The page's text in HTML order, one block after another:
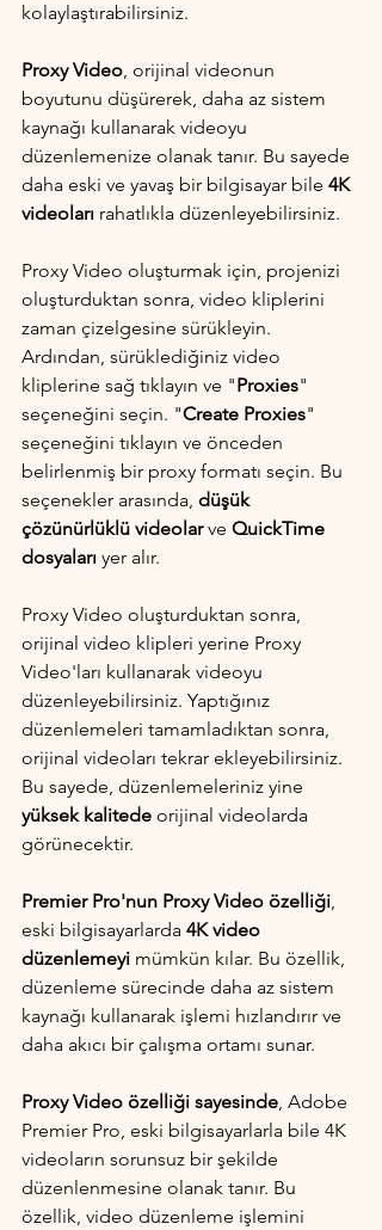
kolaylaştırabilirsiniz.
Proxy Video, orijinal videonun
boyutunu düşürerek, daha az sistem
kaynağı kullanarak videoyu
düzenlemenize olanak tanır. Bu sayede
daha eski ve yavaş bir bilgisayar bile 4K
videoları rahatlıkla düzenleyebilirsiniz.
Proxy Video oluşturmak için, projenizi
oluşturduktan sonra, video kliplerini
zaman çizelgesine sürükleyin.
Ardından, sürüklediğiniz video
kliplerine sağ tıklayın ve "Proxies"
seçeneğini seçin. "Create Proxies"
seçeneğini tıklayın ve önceden
belirlenmiş bir proxy formatı seçin. Bu
seçenekler arasında, düşük
çözünürlüklü videolar ve QuickTime
dosyaları yer alır.
Proxy Video oluşturduktan sonra,
orijinal video klipleri yerine Proxy
Video'ları kullanarak videoyu
düzenleyebilirsiniz. Yaptığınız
düzenlemeleri tamamladıktan sonra,
orijinal videoları tekrar ekleyebilirsiniz.
Bu sayede, düzenlemeleriniz yine
yüksek kalitede orijinal videolarda
görünecektir.
Premier Pro'nun Proxy Video özelliği,
eski bilgisayarlarda 4K video
düzenlemeyi mümkün kılar. Bu özellik,
düzenleme sürecinde daha az sistem
kaynağı kullanarak işlemi hızlandırır ve
daha akıcı bir çalışma ortamı sunar.
Proxy Video özelliği sayesinde, Adobe
Premier Pro, eski bilgisayarlarla bile 4K
videoların sorunsuz bir şekilde
düzenlenmesine olanak tanır. Bu
özellik, video düzenleme işlemini